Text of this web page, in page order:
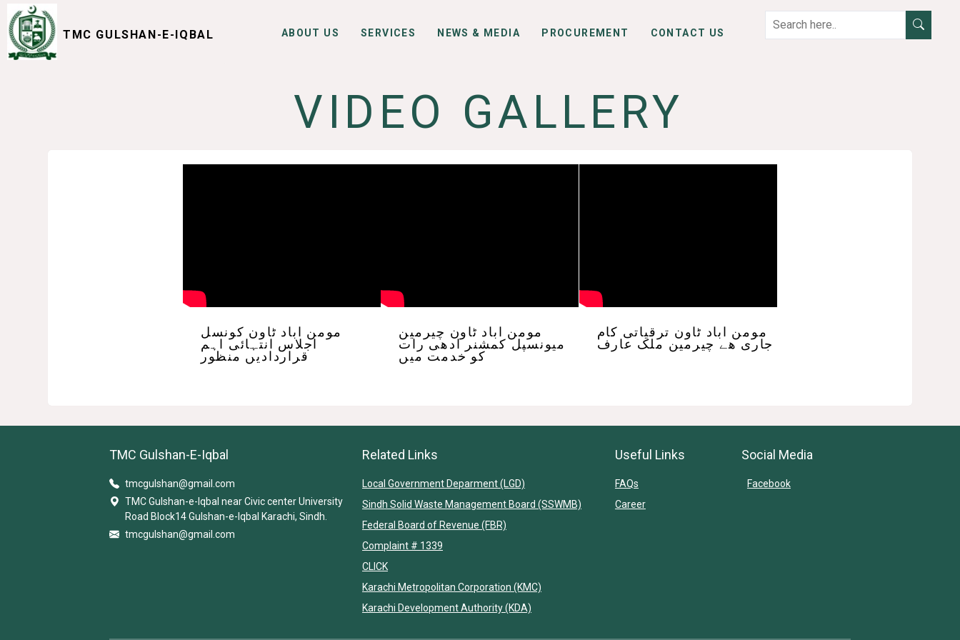
TMC GULSHAN-E-IQBAL ABOUT US SERVICES NEWS & MEDIA PROCUREMENT CONTACT US
VIDEO GALLERY
مومن اباد ٹاون کونسل
اجلاس انتہائی اہم
قراردادیں منظور
مومن اباد ٹاون چیرمین
میونسپل کمشنر ادھی رات
کو خدمت میں
مومن اباد ٹاون ترقیاتی کام
جاری ھے چیرمین ملک عارف
TMC Gulshan-E-Iqbal
tmcgulshan@gmail.com
TMC Gulshan-e-Iqbal near Civic center University
Road Block14 Gulshan-e-Iqbal Karachi, Sindh.
tmcgulshan@gmail.com
Related Links
Local Government Deparment (LGD)
Sindh Solid Waste Management Board (SSWMB)
Federal Board of Revenue (FBR)
Complaint # 1339
CLICK
Karachi Metropolitan Corporation (KMC)
Karachi Development Authority (KDA)
Useful Links
FAQs
Career
Social Media
Facebook